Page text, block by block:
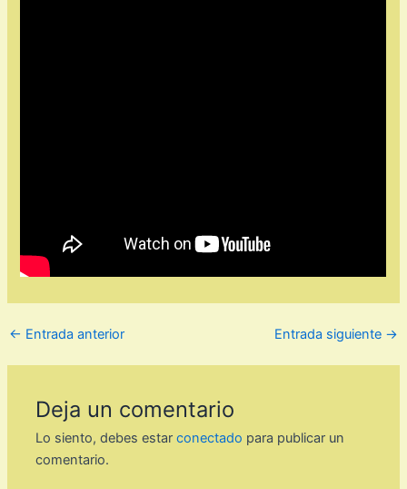
← Entrada anterior Entrada siguiente →
Deja un comentario
Lo siento, debes estarconectado para publicar un
comentario.